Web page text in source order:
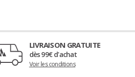
LIVRAISON GRATUITE
dès 99€ d'achat
Voir les conditions